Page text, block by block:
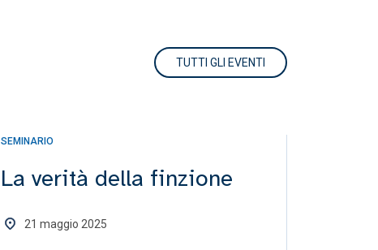
TUTTI GLI EVENTI
SEMINARIO
La verità della finzione
21 maggio 2025